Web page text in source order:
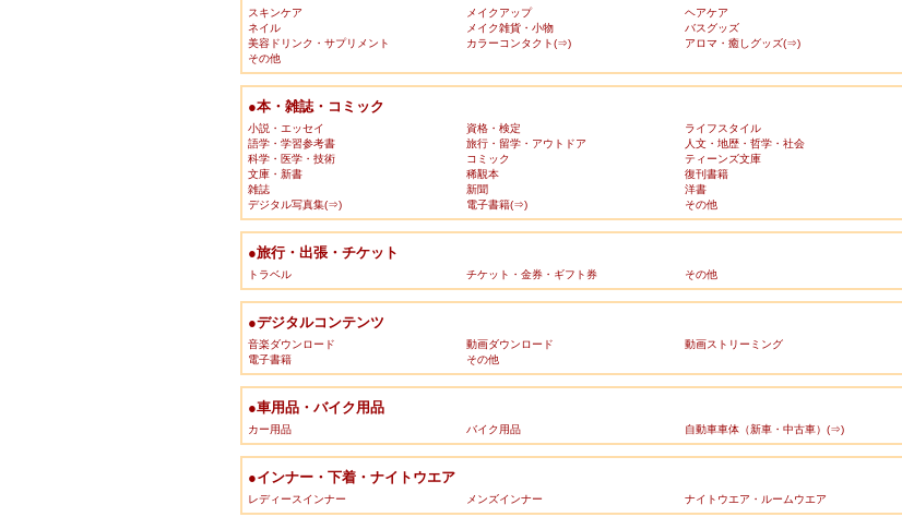
スキンケア メイクアップ ヘアケア
ネイル
メイク雑貨・小物 バスグッズ
美容ドリンク・サプリメント
カラーコンタクト(⇒) アロマ・癒しグッズ(⇒)
その他
●本・雑誌・コミック
小説・エッセイ 資格・検定 ライフスタイル
語学・学習参考書
旅行・留学・アウトドア 人文・地歴・哲学・社会
科学・医学・技術
コミック ティーンズ文庫
文庫・新書
稀覯本 復刊書籍
雑誌
新聞 洋書
デジタル写真集(⇒)
電子書籍(⇒) その他
●旅行・出張・チケット
トラベル チケット・金券・ギフト券 その他
●デジタルコンテンツ
音楽ダウンロード 動画ダウンロード 動画ストリーミング
電子書籍
その他
●車用品・バイク用品
カー用品 バイク用品 自動車車体（新車・中古車）(⇒)
●インナー・下着・ナイトウエア
レディースインナー メンズインナー ナイトウエア・ルームウエア